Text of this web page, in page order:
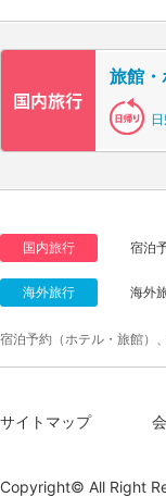
旅館・
国内旅行 宿泊
海外旅行 海外
宿泊予約（ホテル・旅館）
サイトマップ
Copyright© All Right